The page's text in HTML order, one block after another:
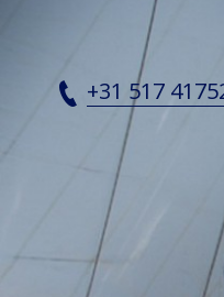
Home -
+31 517